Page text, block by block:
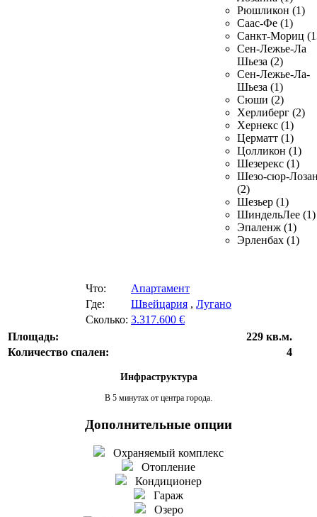
Рюшликон (1)
Саас-Фе (1)
Санкт-Мориц
Сен-Лежье-Ла
Шьеза (2)
Сен-Лежье-Ла-
Шьеза (1)
Сюши (2)
Херлиберг (2)
Хернекс (1)
Церматт (1)
Цолликон (1)
Шезерекс (1)
Шезо-сюр-
(2)
Шезьер (1)
ШиндельЛее (1)
Эпаленж (1)
Эрленбах (1)
Что:
Апартамент
Где:
Швейцария , Лугано
Сколько: 3.317.600 €
Площадь:
229 кв.м.
Количество спален:
4
Инфраструктура
В 5 минутах от центра города.
Дополнительные опции
Охраняемый комплекс
Отопление
Кондиционер
Гараж
Озеро